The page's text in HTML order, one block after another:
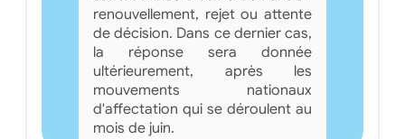
renouvellement, rejet ou attente
de décision. Dans ce dernier cas,
la réponse sera donnée
ultérieurement, après les
mouvements nationaux
d'affectation qui se déroulent au
mois de juin.